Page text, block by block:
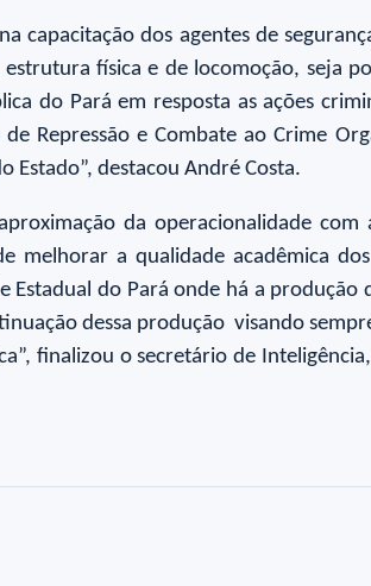
dos agentes de
física e de locomoção, seja
do Pará em resposta as ações
Repressão e Combate ao Crime
Estado”, destacou André Costa.
da operacionalidade com
melhorar a qualidade acadêmica
Estadual do Pará onde há a produção
dessa produção visando
finalizou o secretário de